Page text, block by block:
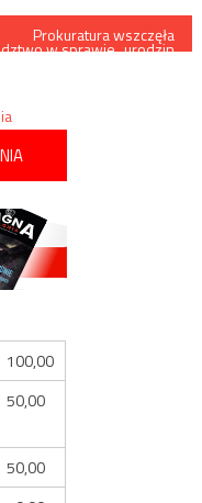
Prokuratura wszczęła
w sprawie „urodzin
100,00
50,00
50,00